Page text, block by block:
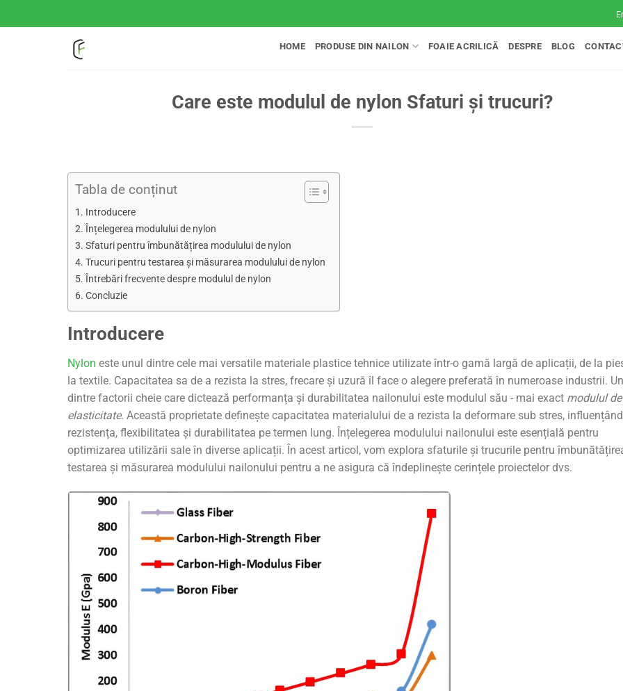
la
HOME PRODUSE DIN NAILON FOAIE ACRILICĂ DESPRE BLOG
Care este modulul de nylon Sfaturi și trucuri?
Tabla de conținut
Introducere
Înțelegerea modulului de nylon
Sfaturi pentru îmbunătățirea modulului de nylon
Trucuri pentru testarea și măsurarea modulului de nylon
Întrebări frecvente despre modulul de nylon
Concluzie
Introducere
Nylon este unul dintre cele mai versatile materiale plastice tehnice utilizate într-o gamă largă de aplicații, de la
la textile. Capacitatea sa de a rezista la stres, frecare și uzură îl face o alegere preferată în numeroase industrii.
dintre factorii cheie care dictează performanța și durabilitatea nailonului este modulul său - mai exact modulul de
elasticitate. Această proprietate definește capacitatea materialului de a rezista la deformare sub stres, influențând
rezistența, flexibilitatea și durabilitatea pe termen lung. Înțelegerea modulului nailonului este esențială pentru
optimizarea utilizării sale în diverse aplicații. În acest articol, vom explora sfaturile și trucurile pentru
testarea și măsurarea modulului nailonului pentru a ne asigura că îndeplinește cerințele proiectelor dvs.